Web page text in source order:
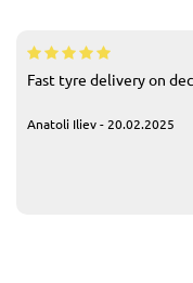
Fast tyre delivery on
Anatoli Iliev - 20.02.2025